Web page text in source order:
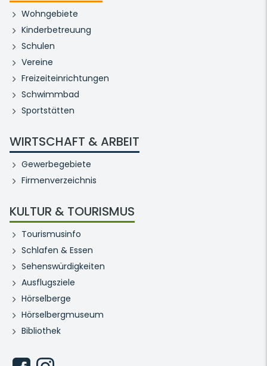
Wohngebiete
Kinderbetreuung
Schulen
Vereine
Freizeiteinrichtungen
Schwimmbad
Sportstätten
WIRTSCHAFT & ARBEIT
Gewerbegebiete
Firmenverzeichnis
KULTUR & TOURISMUS
Tourismusinfo
Schlafen & Essen
Sehenswürdigkeiten
Ausflugsziele
Hörselberge
Hörselbergmuseum
Bibliothek